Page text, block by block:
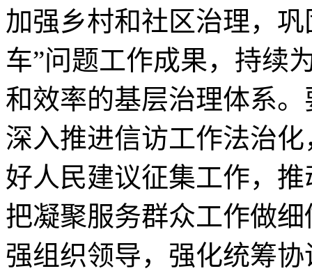
加强乡村和社区治理，
车”问题工作成果，持续
和效率的基层治理体系
深入推进信访工作法治
好人民建议征集工作，
把凝聚服务群众工作做
强组织领导，强化统筹